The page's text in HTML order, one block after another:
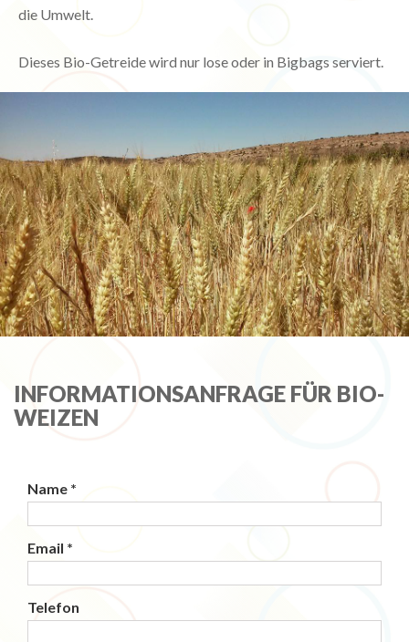
die Umwelt.
Dieses Bio-Getreide wird nur lose oder in Bigbags serviert.
INFORMATIONSANFRAGE FÜR BIO-
WEIZEN
Name *
Email *
Telefon